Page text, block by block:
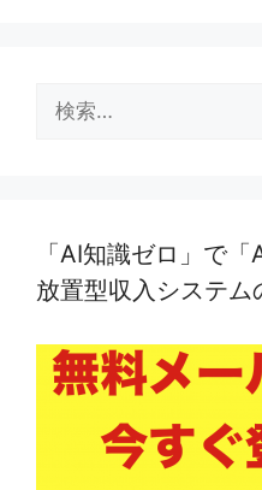
索:
「AI知識ゼロ」で
放置型収入システム